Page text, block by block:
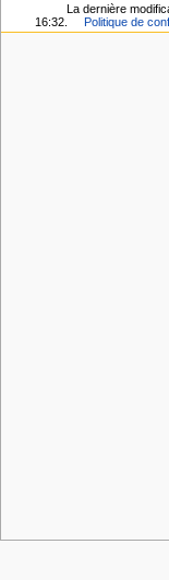
La dernière
16:32.
Politique de